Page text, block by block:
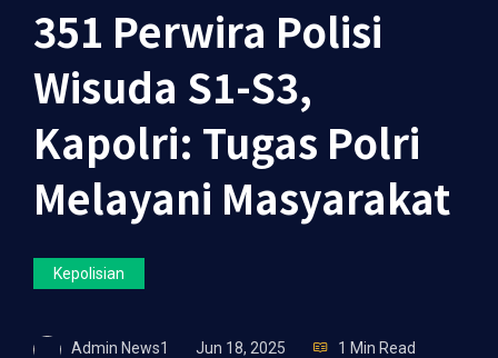
351 Perwira Polisi
Wisuda S1-S3,
Kapolri: Tugas Polri
Melayani Masyarakat
Kepolisian
Admin News1 Jun 18, 2025 1 Min Read